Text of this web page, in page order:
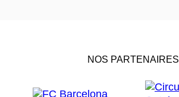
NOS PARTENAIRES